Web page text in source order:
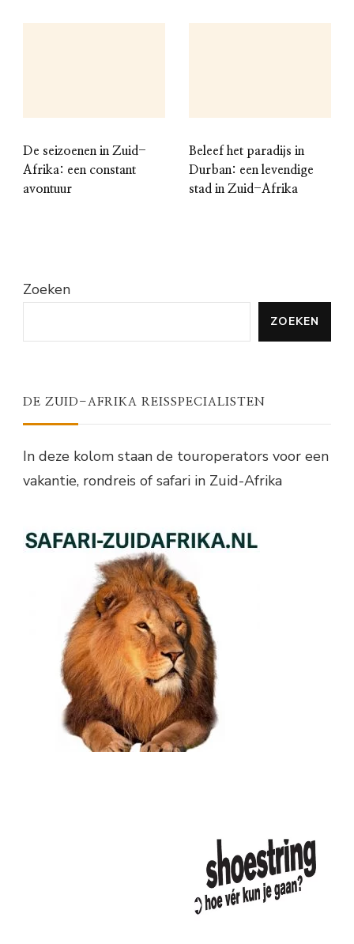
De seizoenen in Zuid-
Afrika: een constant
avontuur
Beleef het paradijs in
Durban: een levendige
stad in Zuid-Afrika
Zoeken
ZOEKEN
DE ZUID-AFRIKA REISSPECIALISTEN
In deze kolom staan de touroperators voor een
vakantie, rondreis of safari in Zuid-Afrika